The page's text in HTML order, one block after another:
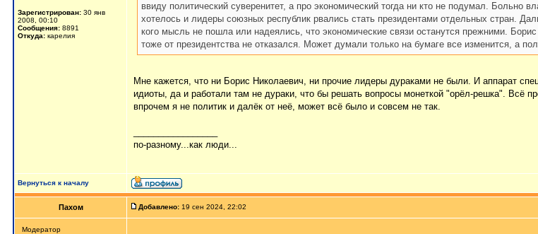
Зарегистрирован: 30 янв
2008, 00:10
Сообщения: 8891
Откуда: карелия
ввиду политический суверенитет, а про экономический тогда ни кто не подумал. Больно
хотелось и лидеры союзных республик рвались стать президентами отдельных стран.
кого мысль не пошла или надеялись, что экономические связи останутся прежними.
тоже от президентства не отказался. Может думали только на бумаге все изменится, а
Мне кажется, что ни Борис Николаевич, ни прочие лидеры дураками не были. И аппарат
идиоты, да и работали там не дураки, что бы решать вопросы монеткой "орёл-решка".
впрочем я не политик и далёк от неё, может всё было и совсем не так.
по-разному...как люди...
Вернуться к началу
Пахом Добавлено: 19 сен 2024, 22:02
Мoдератор